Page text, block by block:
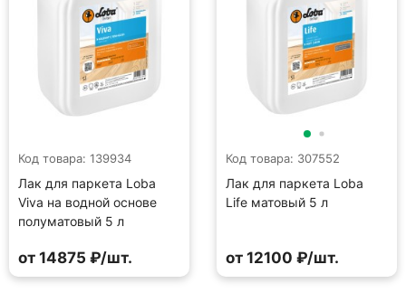
Код товара: 139934
Лак для паркета Loba
Viva на водной основе
полуматовый 5 л
от 14875 ₽/шт.
Код товара: 307552
Лак для паркета Loba
Life матовый 5 л
от 12100 ₽/шт.